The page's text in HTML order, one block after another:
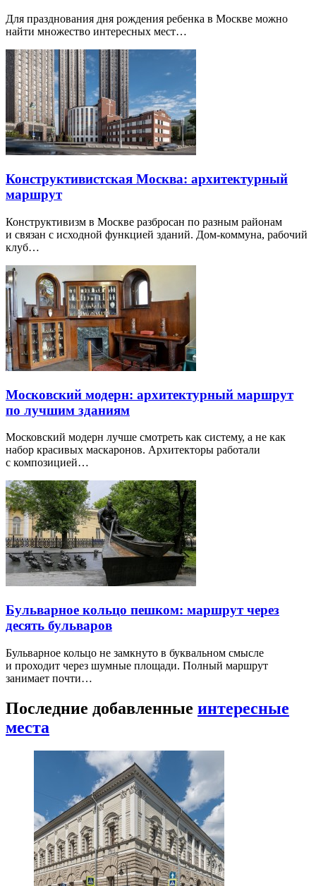
Для празднования дня рождения ребенка в Москве можно
найти множество интересных мест…
Конструктивистская Москва: архитектурный
маршрут
Конструктивизм в Москве разбросан по разным районам
и связан с исходной функцией зданий. Дом-коммуна, рабочий
клуб…
Московский модерн: архитектурный маршрут
по лучшим зданиям
Московский модерн лучше смотреть как систему, а не как
набор красивых маскаронов. Архитекторы работали
с композицией…
Бульварное кольцо пешком: маршрут через
десять бульваров
Бульварное кольцо не замкнуто в буквальном смысле
и проходит через шумные площади. Полный маршрут
занимает почти…
Последние добавленные интересные
места